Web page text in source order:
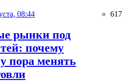
08:44 617
рынки под
почему
пора менять